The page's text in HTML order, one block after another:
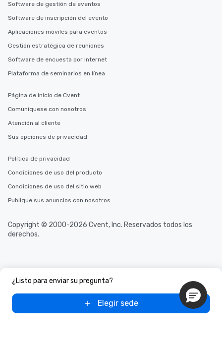
¿Listo para enviar su pregunta?
Elegir sede
Software de gestión de eventos
Software de inscripción del evento
Aplicaciones móviles para eventos
Gestión estratégica de reuniones
Software de encuesta por Internet
Plataforma de seminarios en línea
Página de inicio de Cvent
Comuníquese con nosotros
Atención al cliente
Sus opciones de privacidad
Política de privacidad
Condiciones de uso del producto
Condiciones de uso del sitio web
Publique sus anuncios con nosotros
Copyright © 2000-2026 Cvent, Inc. Reservados todos los
derechos.